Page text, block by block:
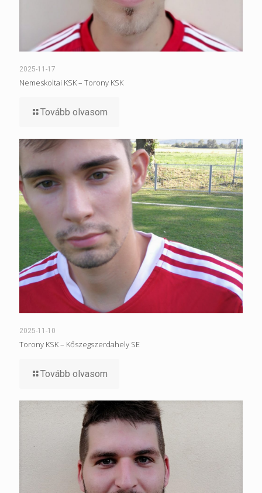
2025-11-17
Nemeskoltai KSK – Torony KSK
Tovább olvasom
2025-11-10
Torony KSK – Kőszegszerdahely SE
Tovább olvasom